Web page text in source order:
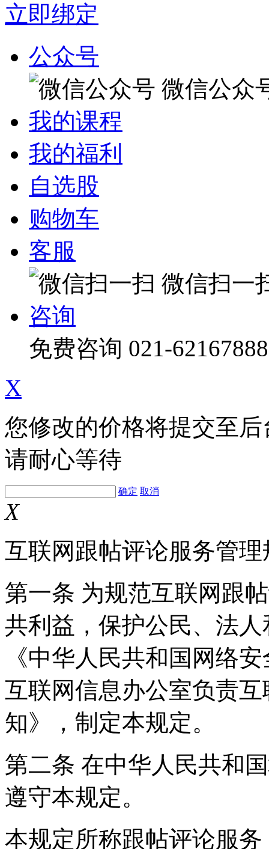
立即绑定
公众号
微信公众
我的课程
我的福利
自选股
购物车
客服
微信扫一
咨询
免费咨询 021-62167888
X
您修改的价格将提交至
请耐心等待
确定 取消
X
互联网跟帖评论服务管理
第一条 为规范互联网跟
共利益，保护公民、法
《中华人民共和国网络
互联网信息办公室负责
知》，制定本规定。
第二条 在中华人民共和
遵守本规定。
本规定所称跟帖评论服